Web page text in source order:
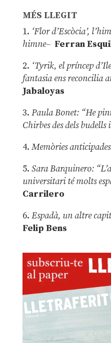
MÉS LLEGIT
1. ‘Flor d’Escòcia’,
himne– Ferran
2. ‘Tyrik, el príncep
fantasia ens reconcilia
Jabaloyas
3. Paula Bonet: “He
Chirbes des dels budells
4. Memòries anticipades
5. Sara Barquinero:
universitari té molts
Carrilero
6. Espadà, un altre
Felip Bens